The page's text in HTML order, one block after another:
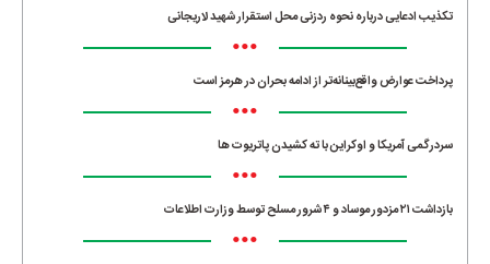
تکذیب ادعایی درباره نحوه ردزنی محل استقرار شهید لاریجانی
•••
پرداخت عوارض واقع‌بینانه‌تر از ادامه بحران در هرمز است
•••
سردرگمی آمریکا و اوکراین با ته کشیدن پاتریوت ها
•••
بازداشت ۲۱ مزدور موساد و ۴ شرور مسلح توسط وزارت اطلاعات
•••